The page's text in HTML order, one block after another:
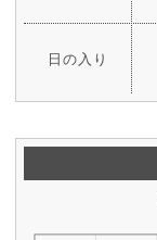
日の入り